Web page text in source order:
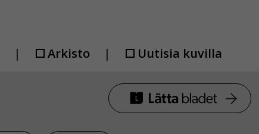
Arkisto Uutisia kuvilla